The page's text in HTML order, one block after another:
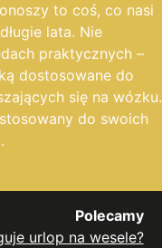
to coś, co nasi
lata. Nie
praktycznych –
dostosowane do
się na wózku.
do swoich
Polecamy
urlop na wesele?